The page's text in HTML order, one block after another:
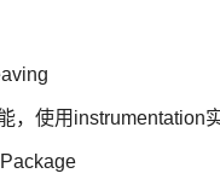
，使用instrumentation